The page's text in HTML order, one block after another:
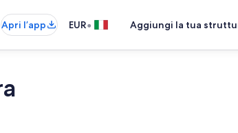
Apri l’app EUR• Aggiungi la tua